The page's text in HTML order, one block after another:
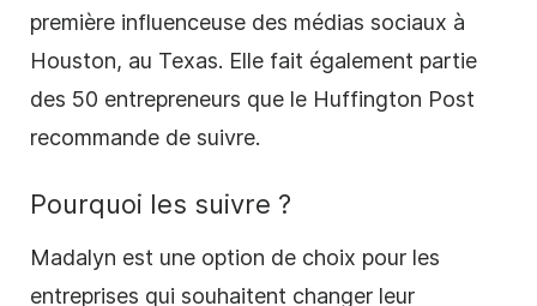
première influenceuse des médias sociaux à
Houston, au Texas. Elle fait également partie
des 50 entrepreneurs que le Huffington Post
recommande de suivre.
Pourquoi les suivre ?
Madalyn est une option de choix pour les
entreprises qui souhaitent changer leur